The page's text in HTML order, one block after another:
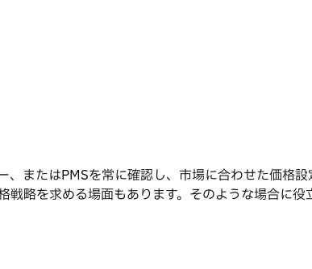
、またはPMSを常に確認し、市場に合わせた価格
略を求める場面もあります。そのような場合に役